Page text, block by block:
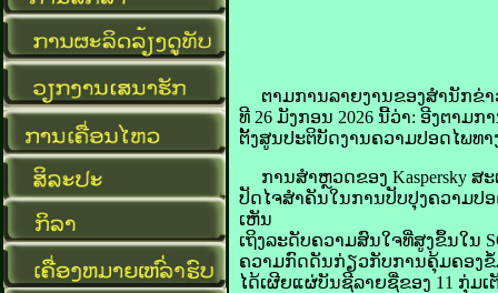
ຕາມ​ການ​ລາຍ​ງານ​ຂອງ​ສຳນັກ​ຂ່າ
ທີ 26 ມັງກອນ 2026 ນີ້ວ່າ: ອີງ​ຕາມ​
ຕັ້ງ​ສູນ​ປະຕິບັດ​ງານ​ຄວາມ​ປອດ​ໄພ​ທາ
ການ​ສຳ​ຫຼວດ​ຂອງ Kaspersky ສ
ປັດ​ໄຈ​ສຳຄັນ​ໃນ​ການ​ປັບປຸງ​ຄວາມ​ປ
ເຫັນ
ເຖິງ​ລະດັບ​ຄວາມ​ສົນໃຈ​ທີ່​ສູງ​ຂຶ້ນ​ໃນ
ຄວາມ​ກົດ​ດັນ​ກ່ຽວ​ກັບ​ການ​ຄຸ້ມ​ຄອງ​
ໄດ້​ເຜີຍແຜ່​ບັນຊີ​ລາຍ​ຊື່​ຂອງ 11 ກຸ່ມ​